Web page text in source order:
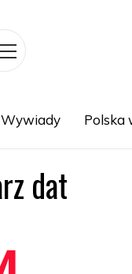
Wywiady Polska
dat